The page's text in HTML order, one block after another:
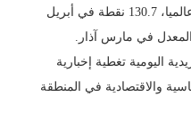
في سلة ​من السلع الغذائية المتداولة عالميا، 130.7 ‌نقطة ⁠في أبريل
اليومية تغطية إخبارية
والاقتصادية في المنطقة